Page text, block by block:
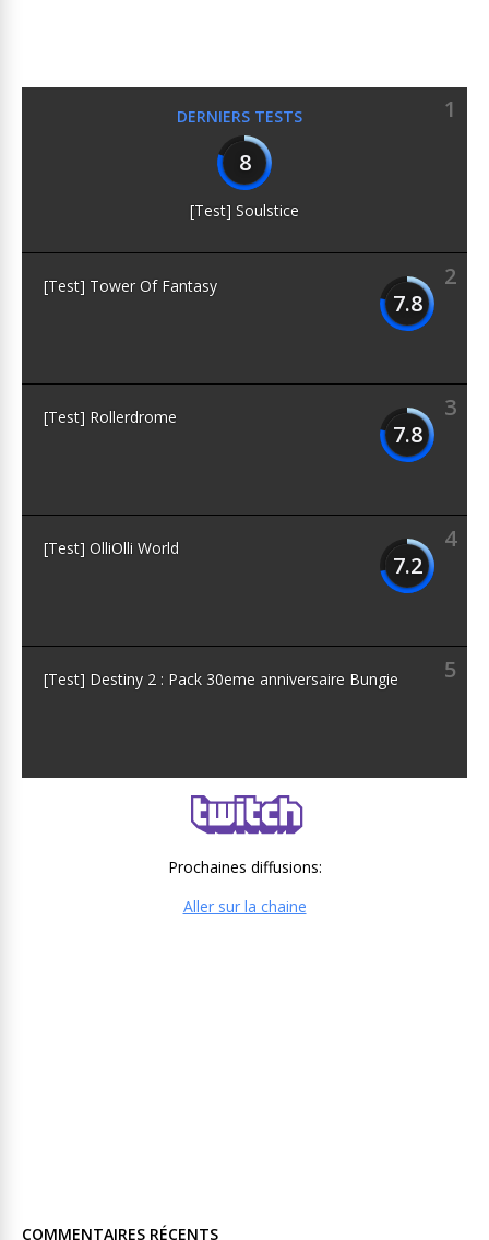
DERNIERS TESTS
1
8
[Test] Soulstice
2
7.8
[Test] Tower Of Fantasy
3
7.8
[Test] Rollerdrome
4
7.2
[Test] OlliOlli World
5
[Test] Destiny 2 : Pack 30eme anniversaire Bungie
Prochaines diffusions:
Aller sur la chaine
COMMENTAIRES RÉCENTS